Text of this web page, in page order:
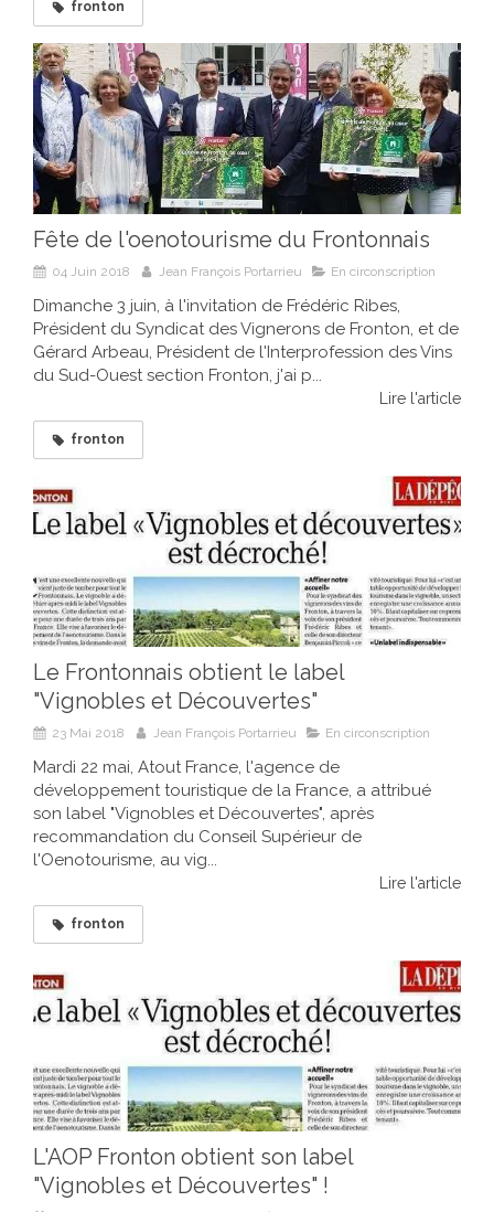
fronton
Fête de l'oenotourisme du Frontonnais
04 Juin 2018 Jean François Portarrieu En circonscription
Dimanche 3 juin, à l'invitation de Frédéric Ribes,
Président du Syndicat des Vignerons de Fronton, et de
Gérard Arbeau, Président de l'Interprofession des Vins
du Sud-Ouest section Fronton, j'ai p...
Lire l'article
fronton
Le Frontonnais obtient le label
"Vignobles et Découvertes"
23 Mai 2018 Jean François Portarrieu En circonscription
Mardi 22 mai, Atout France, l'agence de
développement touristique de la France, a attribué
son label "Vignobles et Découvertes", après
recommandation du Conseil Supérieur de
l'Oenotourisme, au vig...
Lire l'article
fronton
L'AOP Fronton obtient son label
"Vignobles et Découvertes" !